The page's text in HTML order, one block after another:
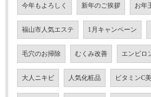
今年もよろしく 新年のご挨拶 お年
福山市人気エステ 1月キャンペーン
毛穴のお掃除 むくみ改善 エンビロ
大人ニキビ 人気化粧品 ビタミンC